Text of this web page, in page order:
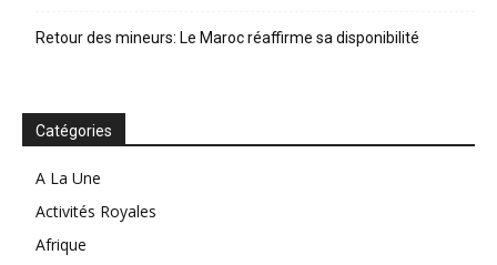
Retour des mineurs: Le Maroc réaffirme sa disponibilité
Catégories
A La Une
Activités Royales
Afrique